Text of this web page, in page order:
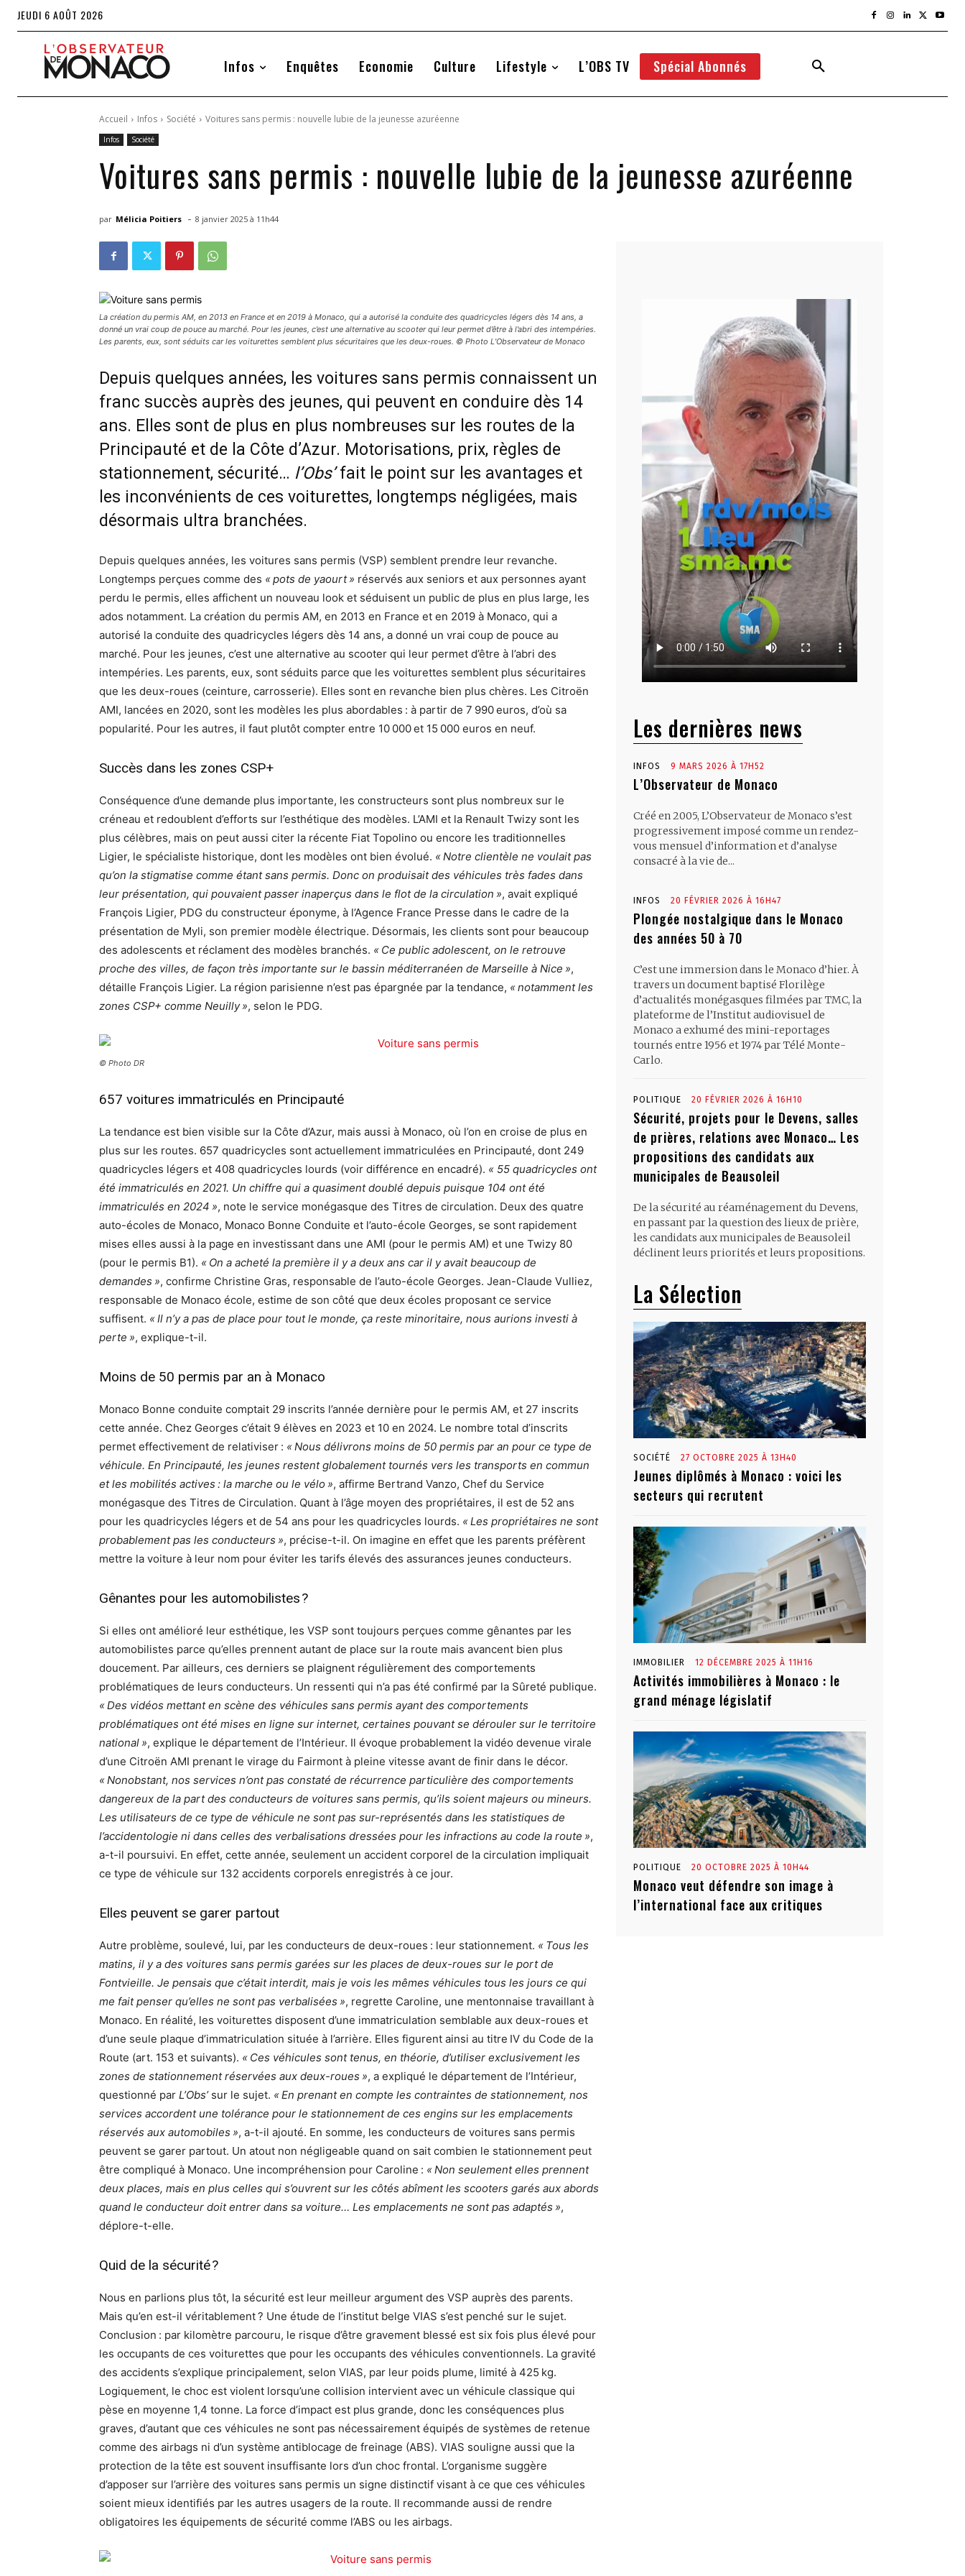
JEUDI 6 AOÛT 2026
Infos Enquêtes Economie Culture Lifestyle L’OBS TV Spécial Abonnés
Accueil Infos Société Voitures sans permis : nouvelle lubie de la jeunesse azuréenne
Infos Société
Voitures sans permis : nouvelle lubie de la jeunesse azuréenne
par Mélicia Poitiers - 8 janvier 2025 à 11h44
La création du permis AM, en 2013 en France et en 2019 à Monaco, qui a autorisé la conduite des quadricycles légers dès 14 ans, a
donné un vrai coup de pouce au marché. Pour les jeunes, c’est une alternative au scooter qui leur permet d’être à l’abri des intempéries.
Les parents, eux, sont séduits car les voiturettes semblent plus sécuritaires que les deux-roues. © Photo L’Observateur de Monaco
Depuis quelques années, les voitures sans permis connaissent un
franc succès auprès des jeunes, qui peuvent en conduire dès 14
ans. Elles sont de plus en plus nombreuses sur les routes de la
Principauté et de la Côte d’Azur. Motorisations, prix, règles de
stationnement, sécurité… l’Obs’fait le point sur les avantages et
les inconvénients de ces voiturettes, longtemps négligées, mais
désormais ultra branchées.
Depuis quelques années, les voitures sans permis (VSP) semblent prendre leur revanche.
Longtemps perçues comme des « pots de yaourt » réservés aux seniors et aux personnes ayant
perdu le permis, elles affichent un nouveau look et séduisent un public de plus en plus large, les
ados notamment. La création du permis AM, en 2013 en France et en 2019 à Monaco, qui a
autorisé la conduite des quadricycles légers dès 14 ans, a donné un vrai coup de pouce au
marché. Pour les jeunes, c’est une alternative au scooter qui leur permet d’être à l’abri des
intempéries. Les parents, eux, sont séduits parce que les voiturettes semblent plus sécuritaires
que les deux-roues (ceinture, carrosserie). Elles sont en revanche bien plus chères. Les Citroën
AMI, lancées en 2020, sont les modèles les plus abordables : à partir de 7 990 euros, d’où sa
popularité. Pour les autres, il faut plutôt compter entre 10 000 et 15 000 euros en neuf.
Succès dans les zones CSP+
Conséquence d’une demande plus importante, les constructeurs sont plus nombreux sur le
créneau et redoublent d’efforts sur l’esthétique des modèles. L’AMI et la Renault Twizy sont les
plus célèbres, mais on peut aussi citer la récente Fiat Topolino ou encore les traditionnelles
Ligier, le spécialiste historique, dont les modèles ont bien évolué. « Notre clientèle ne voulait pas
qu’on la stigmatise comme étant sans permis. Donc on produisait des véhicules très fades dans
leur présentation, qui pouvaient passer inaperçus dans le flot de la circulation », avait expliqué
François Ligier, PDG du constructeur éponyme, à l’Agence France Presse dans le cadre de la
présentation de Myli, son premier modèle électrique. Désormais, les clients sont pour beaucoup
des adolescents et réclament des modèles branchés. « Ce public adolescent, on le retrouve
proche des villes, de façon très importante sur le bassin méditerranéen de Marseille à Nice »,
détaille François Ligier. La région parisienne n’est pas épargnée par la tendance, « notamment les
zones CSP+ comme Neuilly », selon le PDG.
© Photo DR
657 voitures immatriculés en Principauté
La tendance est bien visible sur la Côte d’Azur, mais aussi à Monaco, où l’on en croise de plus en
plus sur les routes. 657 quadricycles sont actuellement immatriculées en Principauté, dont 249
quadricycles légers et 408 quadricycles lourds (voir différence en encadré). « 55 quadricycles ont
été immatriculés en 2021. Un chiffre qui a quasiment doublé depuis puisque 104 ont été
immatriculés en 2024 », note le service monégasque des Titres de circulation. Deux des quatre
auto-écoles de Monaco, Monaco Bonne Conduite et l’auto-école Georges, se sont rapidement
mises elles aussi à la page en investissant dans une AMI (pour le permis AM) et une Twizy 80
(pour le permis B1). « On a acheté la première il y a deux ans car il y avait beaucoup de
demandes », confirme Christine Gras, responsable de l’auto-école Georges. Jean-Claude Vulliez,
responsable de Monaco école, estime de son côté que deux écoles proposant ce service
suffisent. « Il n’y a pas de place pour tout le monde, ça reste minoritaire, nous aurions investi à
perte », explique-t-il.
Moins de 50 permis par an à Monaco
Monaco Bonne conduite comptait 29 inscrits l’année dernière pour le permis AM, et 27 inscrits
cette année. Chez Georges c’était 9 élèves en 2023 et 10 en 2024. Le nombre total d’inscrits
permet effectivement de relativiser : « Nous délivrons moins de 50 permis par an pour ce type de
véhicule. En Principauté, les jeunes restent globalement tournés vers les transports en commun
et les mobilités actives : la marche ou le vélo », affirme Bertrand Vanzo, Chef du Service
monégasque des Titres de Circulation. Quant à l’âge moyen des propriétaires, il est de 52 ans
pour les quadricycles légers et de 54 ans pour les quadricycles lourds. « Les propriétaires ne sont
probablement pas les conducteurs », précise-t-il. On imagine en effet que les parents préfèrent
mettre la voiture à leur nom pour éviter les tarifs élevés des assurances jeunes conducteurs.
Gênantes pour les automobilistes ?
Si elles ont amélioré leur esthétique, les VSP sont toujours perçues comme gênantes par les
automobilistes parce qu’elles prennent autant de place sur la route mais avancent bien plus
doucement. Par ailleurs, ces derniers se plaignent régulièrement des comportements
problématiques de leurs conducteurs. Un ressenti qui n’a pas été confirmé par la Sûreté publique.
« Des vidéos mettant en scène des véhicules sans permis ayant des comportements
problématiques ont été mises en ligne sur internet, certaines pouvant se dérouler sur le territoire
national », explique le département de l’Intérieur. Il évoque probablement la vidéo devenue virale
d’une Citroën AMI prenant le virage du Fairmont à pleine vitesse avant de finir dans le décor.
« Nonobstant, nos services n’ont pas constaté de récurrence particulière des comportements
dangereux de la part des conducteurs de voitures sans permis, qu’ils soient majeurs ou mineurs.
Les utilisateurs de ce type de véhicule ne sont pas sur-représentés dans les statistiques de
l’accidentologie ni dans celles des verbalisations dressées pour les infractions au code la route »,
a-t-il poursuivi. En effet, cette année, seulement un accident corporel de la circulation impliquait
ce type de véhicule sur 132 accidents corporels enregistrés à ce jour.
Elles peuvent se garer partout
Autre problème, soulevé, lui, par les conducteurs de deux-roues : leur stationnement. « Tous les
matins, il y a des voitures sans permis garées sur les places de deux-roues sur le port de
Fontvieille. Je pensais que c’était interdit, mais je vois les mêmes véhicules tous les jours ce qui
me fait penser qu’elles ne sont pas verbalisées », regrette Caroline, une mentonnaise travaillant à
Monaco. En réalité, les voiturettes disposent d’une immatriculation semblable aux deux-roues et
d’une seule plaque d’immatriculation située à l’arrière. Elles figurent ainsi au titre IV du Code de la
Route (art. 153 et suivants). « Ces véhicules sont tenus, en théorie, d’utiliser exclusivement les
zones de stationnement réservées aux deux-roues », a expliqué le département de l’Intérieur,
questionné par L’Obs’sur le sujet. « En prenant en compte les contraintes de stationnement, nos
services accordent une tolérance pour le stationnement de ces engins sur les emplacements
réservés aux automobiles », a-t-il ajouté. En somme, les conducteurs de voitures sans permis
peuvent se garer partout. Un atout non négligeable quand on sait combien le stationnement peut
être compliqué à Monaco. Une incompréhension pour Caroline : « Non seulement elles prennent
deux places, mais en plus celles qui s’ouvrent sur les côtés abîment les scooters garés aux abords
quand le conducteur doit entrer dans sa voiture… Les emplacements ne sont pas adaptés »,
déplore-t-elle.
Quid de la sécurité ?
Nous en parlions plus tôt, la sécurité est leur meilleur argument des VSP auprès des parents.
Mais qu’en est-il véritablement ? Une étude de l’institut belge VIAS s’est penché sur le sujet.
Conclusion : par kilomètre parcouru, le risque d’être gravement blessé est six fois plus élevé pour
les occupants de ces voiturettes que pour les occupants des véhicules conventionnels. La gravité
des accidents s’explique principalement, selon VIAS, par leur poids plume, limité à 425 kg.
Logiquement, le choc est violent lorsqu’une collision intervient avec un véhicule classique qui
pèse en moyenne 1,4 tonne. La force d’impact est plus grande, donc les conséquences plus
graves, d’autant que ces véhicules ne sont pas nécessairement équipés de systèmes de retenue
comme des airbags ni d’un système antiblocage de freinage (ABS). VIAS souligne aussi que la
protection de la tête est souvent insuffisante lors d’un choc frontal. L’organisme suggère
d’apposer sur l’arrière des voitures sans permis un signe distinctif visant à ce que ces véhicules
soient mieux identifiés par les autres usagers de la route. Il recommande aussi de rendre
obligatoires les équipements de sécurité comme l’ABS ou les airbags.
Les dernières news
INFOS 9 MARS 2026 À 17H52
L’Observateur de Monaco
Créé en 2005, L’Observateur de Monaco s’est
progressivement imposé comme un rendez-
vous mensuel d’information et d’analyse
consacré à la vie de...
INFOS 20 FÉVRIER 2026 À 16H47
Plongée nostalgique dans le Monaco
des années 50 à 70
C’est une immersion dans le Monaco d’hier. À
travers un document baptisé Florilège
d’actualités monégasques filmées par TMC, la
plateforme de l’Institut audiovisuel de
Monaco a exhumé des mini-reportages
tournés entre 1956 et 1974 par Télé Monte-
Carlo.
POLITIQUE 20 FÉVRIER 2026 À 16H10
Sécurité, projets pour le Devens, salles
de prières, relations avec Monaco… Les
propositions des candidats aux
municipales de Beausoleil
De la sécurité au réaménagement du Devens,
en passant par la question des lieux de prière,
les candidats aux municipales de Beausoleil
déclinent leurs priorités et leurs propositions.
La Sélection
SOCIÉTÉ 27 OCTOBRE 2025 À 13H40
Jeunes diplômés à Monaco : voici les
secteurs qui recrutent
IMMOBILIER 12 DÉCEMBRE 2025 À 11H16
Activités immobilières à Monaco : le
grand ménage législatif
POLITIQUE 20 OCTOBRE 2025 À 10H44
Monaco veut défendre son image à
l’international face aux critiques